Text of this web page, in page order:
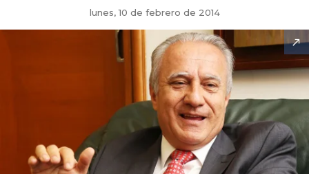
lunes, 10 de febrero de 2014